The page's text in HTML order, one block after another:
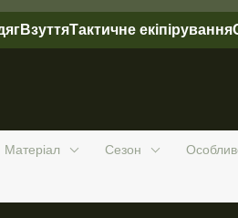
ВзуттяТактичне екіпірування
Матеріал Сезон